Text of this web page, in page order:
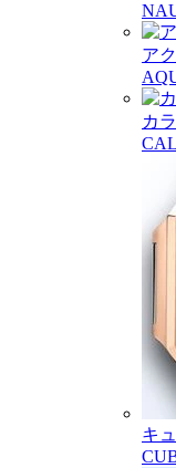
ア
カ
キ